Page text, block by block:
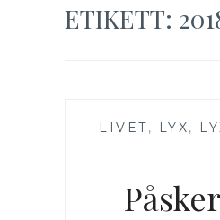
ETIKETT:
— LIVET, LYX,